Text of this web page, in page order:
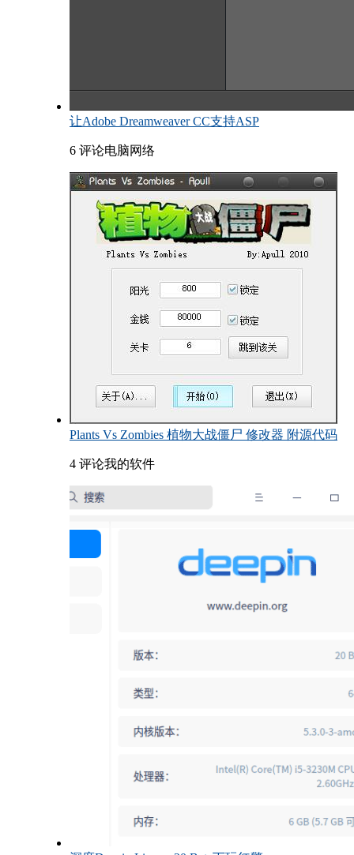
让Adobe Dreamweaver CC支持ASP
6 评论电脑网络
Plants Vs Zombies 植物大战僵尸 修改器 附源代码
4 评论我的软件